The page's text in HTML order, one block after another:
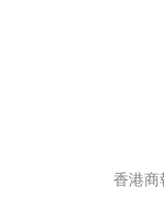
香港商